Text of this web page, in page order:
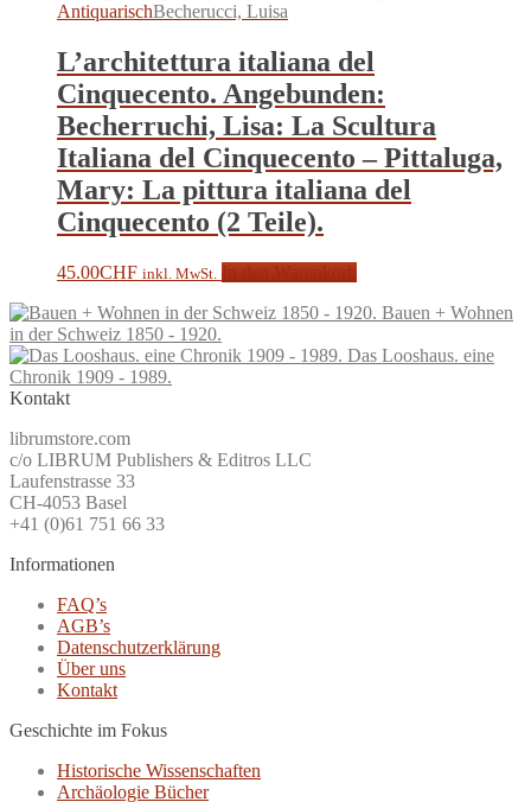
AntiquarischBecherucci, Luisa
L’architettura italiana del
Cinquecento. Angebunden:
Becherruchi, Lisa: La Scultura
Italiana del Cinquecento – Pittaluga,
Mary: La pittura italiana del
Cinquecento (2 Teile).
45.00CHF inkl. MwSt.
Bauen + Wohnen
in der Schweiz 1850 - 1920.
Das Looshaus. eine
Chronik 1909 - 1989.
Kontakt
librumstore.com
c/o LIBRUM Publishers & Editros LLC
Laufenstrasse 33
CH-4053 Basel
+41 (0)61 751 66 33
Informationen
FAQ’s
AGB’s
Datenschutzerklärung
Über uns
Kontakt
Geschichte im Fokus
Historische Wissenschaften
Archäologie Bücher